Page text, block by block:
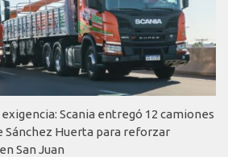
Scania entregó 12 camiones
Sánchez Huerta para reforzar
San Juan